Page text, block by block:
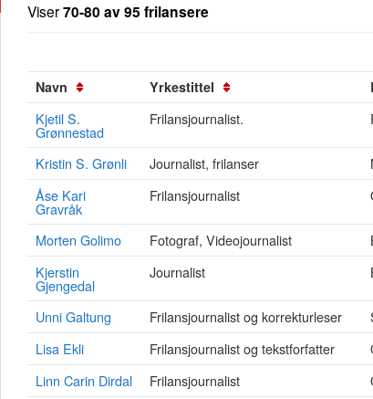
Viser70-80 av 95 frilansere
Navn Yrkestittel
Kjetil S.
Grønnestad
Frilansjournalist.
Kristin S. Grønli Journalist, frilanser
Åse Kari
Gravråk
Frilansjournalist
Morten Golimo Fotograf, Videojournalist
Kjerstin
Gjengedal
Journalist
Unni Galtung Frilansjournalist og korrekturleser
Lisa Ekli
Frilansjournalist og tekstforfatter
Linn Carin Dirdal
Frilansjournalist